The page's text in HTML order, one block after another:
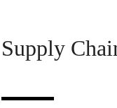
Supply